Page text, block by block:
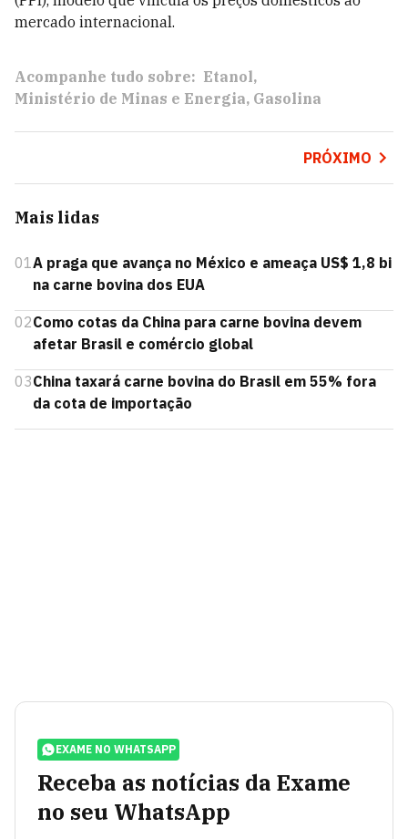
mercado internacional.
Acompanhe tudo sobre: Etanol
Ministério de Minas e Energia Gasolina
PRÓXIMO
Mais lidas
01A praga que avança no México e ameaça US$ 1,8 bi
na carne bovina dos EUA
02Como cotas da China para carne bovina devem
afetar Brasil e comércio global
03China taxará carne bovina do Brasil em 55% fora
da cota de importação
EXAME NO WHATSAPP
Receba as notícias da Exame
no seu WhatsApp